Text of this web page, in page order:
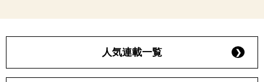
人気連載一覧